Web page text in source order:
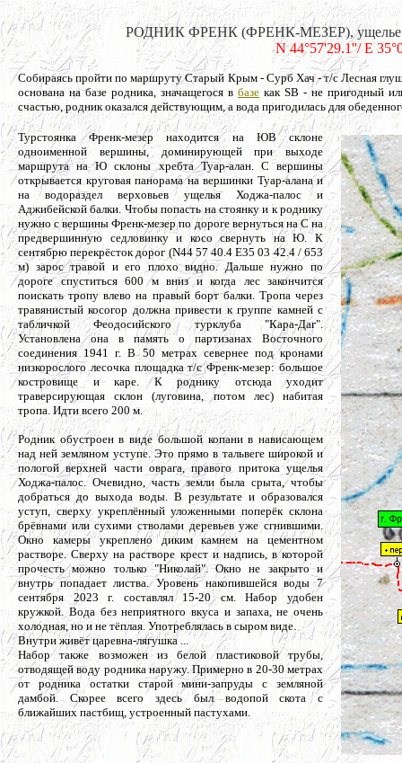
РОДНИК ФРЕНК (ФРЕНК-МЕЗЕР), ущелье
N 44°57'29.1''/ E
Собираясь пройти по маршруту Старый Крым - Сурб Хач - т/с Лесная
основана на базе родника, значащегося в базе как SB - не пригодный
счастью, родник оказался действующим, а вода пригодилась для
Турстоянка Френк-мезер находится на ЮВ склоне
одноименной вершины, доминирующей при выходе
маршрута на Ю склоны хребта Туар-алан. С вершины
открывается круговая панорама на вершинки Туар-алана и
на водораздел верховьев ущелья Ходжа-палос и
Аджибейской балки. Чтобы попасть на стоянку и к роднику
нужно с вершины Френк-мезер по дороге вернуться на С на
предвершинную седловинку и косо свернуть на Ю. К
сентябрю перекрёсток дорог (N44 57 40.4 E35 03 42.4 / 653
м) зарос травой и его плохо видно. Дальше нужно по
дороге спуститься 600 м вниз и когда лес закончится
поискать тропу влево на правый борт балки. Тропа через
травянистый косогор должна привести к группе камней с
табличкой Феодосийского турклуба "Кара-Даг".
Установлена она в память о партизанах Восточного
соединения 1941 г. В 50 метрах севернее под кронами
низкорослого лесочка площадка т/с Френк-мезер: большое
костровище и каре. К роднику отсюда уходит
траверсирующая склон (луговина, потом лес) набитая
тропа. Идти всего 200 м.
Родник обустроен в виде большой копани в нависающем
над ней земляном уступе. Это прямо в тальвеге широкой и
пологой верхней части оврага, правого притока ущелья
Ходжа-палос. Очевидно, часть земли была срыта, чтобы
добраться до выхода воды. В результате и образовался
уступ, сверху укреплённый уложенными поперёк склона
брёвнами или сухими стволами деревьев уже сгнившими.
Окно камеры укреплено диким камнем на цементном
растворе. Сверху на растворе крест и надпись, в которой
прочесть можно только "Николай". Окно не закрыто и
внутрь попадает листва. Уровень накопившейся воды 7
сентября 2023 г. составлял 15-20 см. Набор удобен
кружкой. Вода без неприятного вкуса и запаха, не очень
холодная, но и не тёплая. Употреблялась в сыром виде.
Внутри живёт царевна-лягушка ...
Набор также возможен из белой пластиковой трубы,
отводящей воду родника наружу. Примерно в 20-30 метрах
от родника остатки старой мини-запруды с земляной
дамбой. Скорее всего здесь был водопой скота с
ближайших пастбищ, устроенный пастухами.